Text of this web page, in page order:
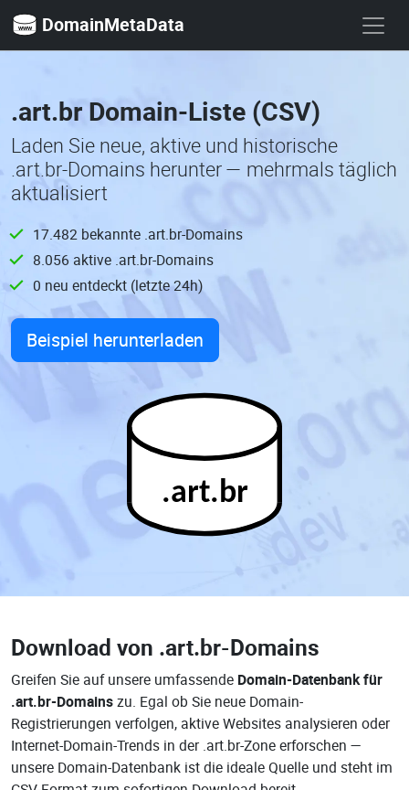
DomainMetaData
.art.br Domain-Liste (CSV)
Laden Sie neue, aktive und historische
.art.br-Domains herunter — mehrmals täglich
aktualisiert
17.482 bekannte .art.br-Domains
8.056 aktive .art.br-Domains
0 neu entdeckt (letzte 24h)
Beispiel herunterladen
.art.br
Download von .art.br-Domains
Greifen Sie auf unsere umfassende Domain-Datenbank für
.art.br-Domainszu. Egal ob Sie neue Domain-
Registrierungen verfolgen, aktive Websites analysieren oder
Internet-Domain-Trends in der .art.br-Zone erforschen —
unsere Domain-Datenbank ist die ideale Quelle und steht im